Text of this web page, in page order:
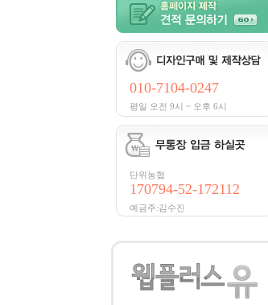
010-7104-0247
평일 오전 9시 ~ 오후 6시
단위농협
170794-52-172112
예금주:김수진